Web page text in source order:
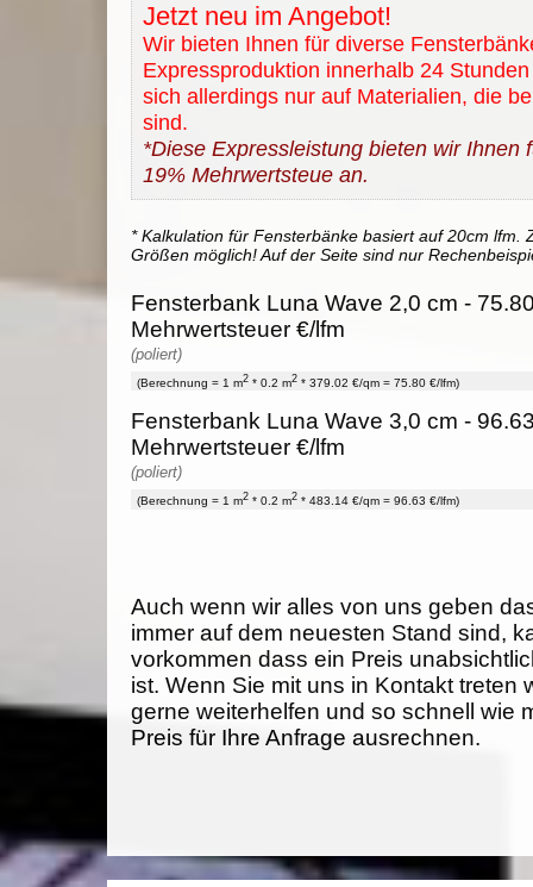
Jetzt neu im Angebot!
Wir bieten Ihnen für diverse
Expressproduktion innerhalb 24
sich allerdings nur auf Materialien, die
sind.
*Diese Expressleistung bieten wir Ihnen
19% Mehrwertsteue an.
* Kalkulation für Fensterbänke basiert auf 20cm lfm.
Größen möglich! Auf der Seite sind nur
Fensterbank Luna Wave 2,0 cm -
Mehrwertsteuer €/lfm
(poliert)
(Berechnung = 1 m2 * 0.2 m2 * 379.02 €/qm = 75.80 €/lfm)
Fensterbank Luna Wave 3,0 cm -
Mehrwertsteuer €/lfm
(poliert)
(Berechnung = 1 m2 * 0.2 m2 * 483.14 €/qm = 96.63 €/lfm)
Auch wenn wir alles von uns geben
immer auf dem neuesten Stand sind,
vorkommen dass ein Preis
ist. Wenn Sie mit uns in Kontakt treten
gerne weiterhelfen und so schnell wie
Preis für Ihre Anfrage ausrechnen.